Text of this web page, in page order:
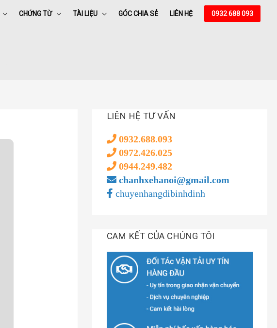
CHỨNG TỪ TÀI LIỆU GÓC CHIA SẺ LIÊN HỆ 0932 688 093
LIÊN HỆ TƯ VẤN
0932.688.093
0972.426.025
0944.249.482
chanhxehanoi@gmail.com
chuyenhangdibinhdinh
CAM KẾT CỦA CHÚNG TÔI